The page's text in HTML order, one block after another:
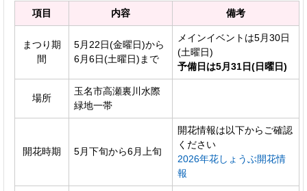
項目
内容 備考
まつり期
間
5月22日(金曜日)から
6月6日(土曜日)まで
メインイベントは5月30日
(土曜日)
予備日は5月31日(日曜日)
場所
玉名市高瀬裏川水際
緑地一帯
開花時期 5月下旬から6月上旬
開花情報は以下からご確認
ください
2026年花しょうぶ開花情
報